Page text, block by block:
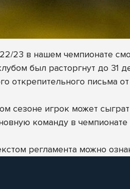
23 в нашем чемпионате
был расторгнут до 31
открепительного письма от
сезоне игрок может
команду в чемпионате
регламента можно